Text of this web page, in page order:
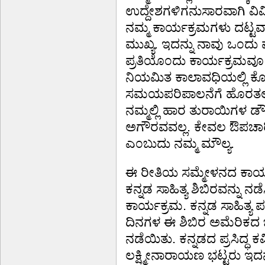
ಉದ್ದೇಶಗಳಿಗನುಸಾರವಾಗಿ
ನಮ್ಮ ಕಾರ್ಯಕ್ರಮಗಳು
ಮುಖ್ಯ. ಇದನ್ನು ನಾವು
ಪ್ರತಿಯೊ೦ದು
ನಿಯಮಿತ ಕಾಲಾವಧಿಯಲ್ಲಿ
ಸಮಯಪರಿಪಾಲನೆಗೆ ಹೊರತಲ್ಲ!
ನಮ್ಮಲ್ಲಿ ಹಾರ ತುರಾಯಿಗಳ
ಅಗೌರವವಲ್ಲ. ಕೇವಲ
ಎ೦ಬುದು ನಮ್ಮ ಮೌಲ್ಯ.
ಈ ರೀತಿಯ ಸಮ್ಮೇಳನದ
ಕನ್ನಡ ಸಾಹಿತ್ಯ ಶಿಬಿರವನ್ನು
ಕಾರ್ಯಕ್ರಮ. ಕನ್ನಡ
ದಿನಗಳ ಈ ಶಿಬಿರ ಅಮೆರಿಕದ
ನಡೆಯಿತು. ಕನ್ನಡದ ಪ್ರಸಿದ್ಧ
ಲಕ್ಷ್ಮೀನಾರಾಯಣ ಭಟ್ಟರು